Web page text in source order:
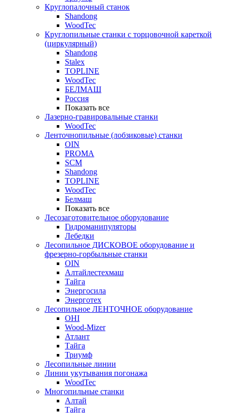
Круглопалочный станок
Shandong
WoodTec
Круглопильные станки с торцовочной кареткой
(циркулярный)
Shandong
Stalex
TOPLINE
WoodTec
БЕЛМАШ
Россия
Показать все
Лазерно-гравировальные станки
WoodTec
Ленточнопильные (лобзиковые) станки
OIN
PROMA
SCM
Shandong
TOPLINE
WoodTec
Белмаш
Показать все
Лесозаготовительное оборудование
Гидроманипуляторы
Лебедки
Лесопильное ДИСКОВОЕ оборудование и
фрезерно-горбыльные станки
OIN
Алтайлестехмаш
Тайга
Энергосила
Энерготех
Лесопильное ЛЕНТОЧНОЕ оборудование
OHI
Wood-Mizer
Атлант
Тайга
Триумф
Лесопильные линии
Линии укутывания погонажа
WoodTec
Многопильные станки
Алтай
Тайга